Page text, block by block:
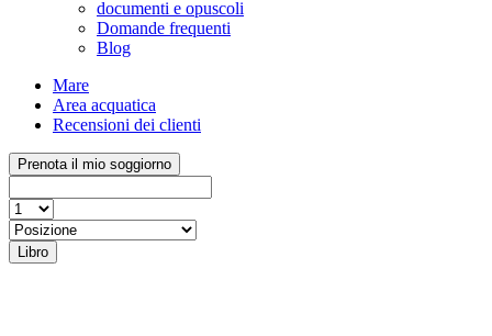
documenti e opuscoli
Domande frequenti
Blog
Mare
Area acquatica
Recensioni dei clienti
Prenota il mio soggiorno
Libro